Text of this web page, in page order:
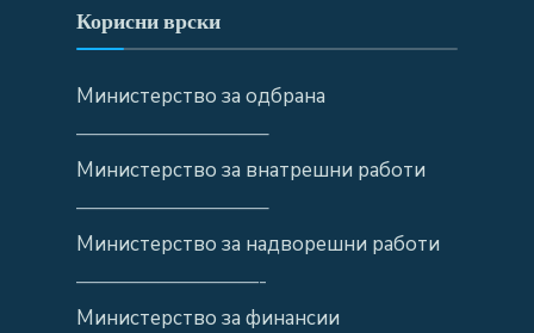
Корисни врски
Министерство за одбрана
—————————–
Министерство за внатрешни работи
—————————–
Министерство за надворешни работи
—————————-
Министерство за финансии